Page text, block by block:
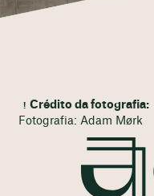
Crédito da fotografia:
Fotografia: Adam Mørk